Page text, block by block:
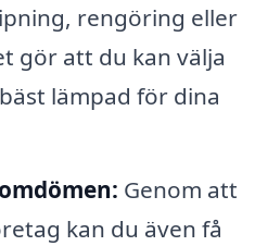
rengöring eller
gör att du kan välja
lämpad för dina
Genom att
kan du även få